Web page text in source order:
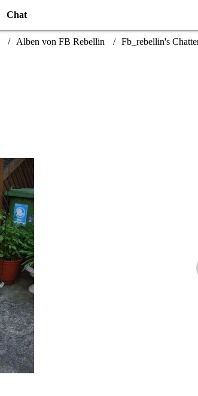
Chat
Alben von FB Rebellin Fb_rebellin's